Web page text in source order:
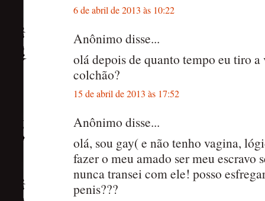
6 de abril de 2013 às 10:22
Anônimo disse...
olá depois de quanto tempo eu tiro
colchão?
15 de abril de 2013 às 17:52
Anônimo disse...
olá, sou gay( e não tenho vagina,
fazer o meu amado ser meu escravo
nunca transei com ele! posso
penis???